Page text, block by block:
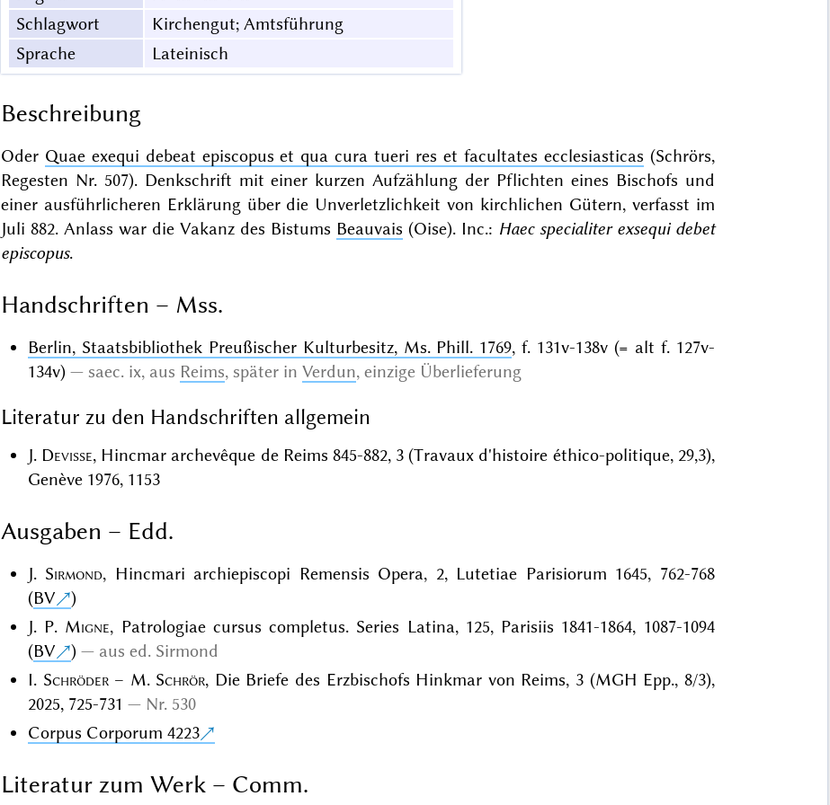
Schlagwort
Kirchengut; Amtsführung
Sprache
Lateinisch
Beschreibung
Oder Quae exequi debeat episcopus et qua cura tueri res et facultates ecclesiasticas (Schrörs,
Regesten Nr. 507). Denkschrift mit einer kurzen Aufzählung der Pflichten eines Bischofs und
einer ausführlicheren Erklärung über die Unverletzlichkeit von kirchlichen Gütern, verfasst im
Juli 882. Anlass war die Vakanz des Bistums Beauvais (Oise). Inc.: Haec specialiter exsequi debet
episcopus.
Handschriften – Mss.
Berlin, Staatsbibliothek Preußischer Kulturbesitz, Ms. Phill. 1769, f. 131v-138v (= alt f. 127v-
134v)
saec. ix, aus Reims, später in Verdun, einzige Überlieferung
Literatur zu den Handschriften allgemein
J. Devisse, Hincmar archevêque de Reims 845-882, 3 (Travaux d'histoire éthico-politique, 29,3),
Genève 1976, 1153
Ausgaben – Edd.
J. Sirmond, Hincmari archiepiscopi Remensis Opera, 2, Lutetiae Parisiorum 1645, 762-768
(BV
)
J. P. Migne, Patrologiae cursus completus. Series Latina, 125, Parisiis 1841-1864, 1087-1094
(BV )
aus ed. Sirmond
I. Schröder– M. Schrör, Die Briefe des Erzbischofs Hinkmar von Reims, 3 (MGH Epp., 8/3),
2025, 725-731
Nr. 530
Corpus Corporum 4223
Literatur zum Werk – Comm.